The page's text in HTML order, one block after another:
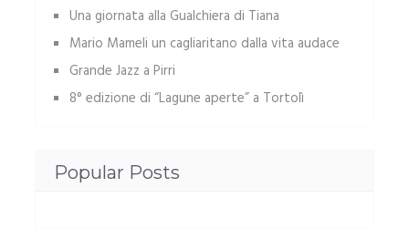
Una giornata alla Gualchiera di Tiana
Mario Mameli un cagliaritano dalla vita audace
Grande Jazz a Pirri
8° edizione di “Lagune aperte” a Tortolì
Popular Posts